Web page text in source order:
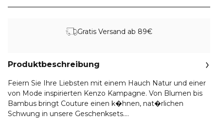
Gratis Versand ab 89€
Produktbeschreibung
Feiern Sie Ihre Liebsten mit einem Hauch Natur und einer
von Mode inspirierten Kenzo Kampagne. Von Blumen bis
Bambus bringt Couture einen k�hnen, nat�rlichen
Schwung in unsere Geschenksets.